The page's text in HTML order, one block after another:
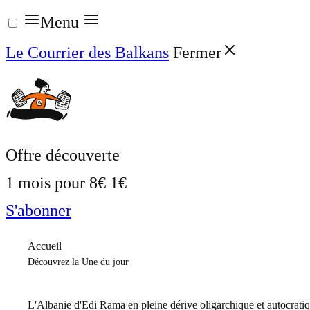
Aller
au
contenu
Menu
Le Courrier des Balkans Fermer
Offre découverte
1 mois pour 8€ 1€
S'abonner
Accueil
Découvrez la Une du jour
L'Albanie d'Edi Rama en pleine dérive oligarchique et